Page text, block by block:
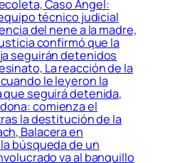
Caso Ángel:
técnico judicial
del nene a la madre,
confirmó que la
seguirán detenidos
La reacción de la
le leyeron la
que seguirá detenida,
comienza el
la destitución de la
Balacera en
búsqueda de un
va al banquillo